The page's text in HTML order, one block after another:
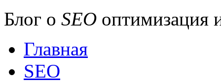
Блог о SEO оптимизация
Главная
SEO